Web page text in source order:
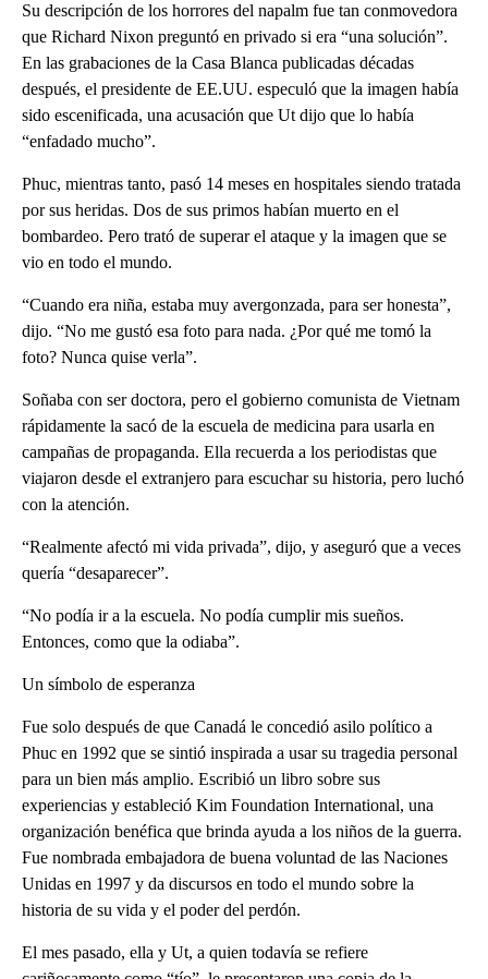
Su descripción de los horrores del napalm fue tan conmovedora
que Richard Nixon preguntó en privado si era “una solución”.
En las grabaciones de la Casa Blanca publicadas décadas
después, el presidente de EE.UU. especuló que la imagen había
sido escenificada, una acusación que Ut dijo que lo había
“enfadado mucho”.
Phuc, mientras tanto, pasó 14 meses en hospitales siendo tratada
por sus heridas. Dos de sus primos habían muerto en el
bombardeo. Pero trató de superar el ataque y la imagen que se
vio en todo el mundo.
“Cuando era niña, estaba muy avergonzada, para ser honesta”,
dijo. “No me gustó esa foto para nada. ¿Por qué me tomó la
foto? Nunca quise verla”.
Soñaba con ser doctora, pero el gobierno comunista de Vietnam
rápidamente la sacó de la escuela de medicina para usarla en
campañas de propaganda. Ella recuerda a los periodistas que
viajaron desde el extranjero para escuchar su historia, pero luchó
con la atención.
“Realmente afectó mi vida privada”, dijo, y aseguró que a veces
quería “desaparecer”.
“No podía ir a la escuela. No podía cumplir mis sueños.
Entonces, como que la odiaba”.
Un símbolo de esperanza
Fue solo después de que Canadá le concedió asilo político a
Phuc en 1992 que se sintió inspirada a usar su tragedia personal
para un bien más amplio. Escribió un libro sobre sus
experiencias y estableció Kim Foundation International, una
organización benéfica que brinda ayuda a los niños de la guerra.
Fue nombrada embajadora de buena voluntad de las Naciones
Unidas en 1997 y da discursos en todo el mundo sobre la
historia de su vida y el poder del perdón.
El mes pasado, ella y Ut, a quien todavía se refiere